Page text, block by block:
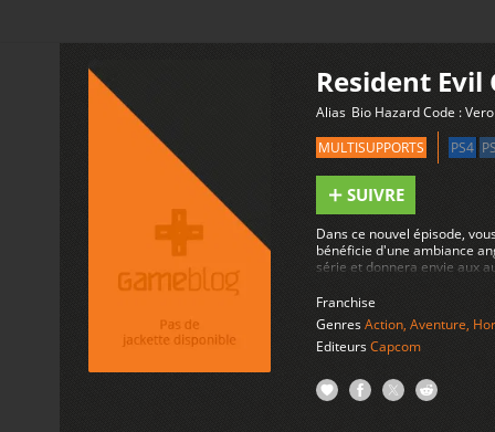
Resident Evil
Alias Bio Hazard Code :
MULTISUPPORTS
PS4
SUIVRE
Dans ce nouvel épisode,
bénéficie d'une ambiance
série et donnera envie aux
Franchise
GenresAction, Aventure,
EditeursCapcom